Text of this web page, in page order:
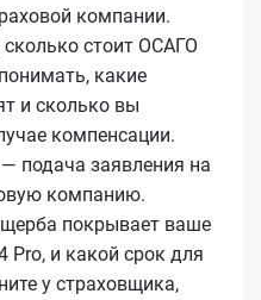
компании.
сколько стоит ОСАГО
какие
и сколько вы
компенсации.
подача заявления на
компанию.
покрывает ваше
Pro, и какой срок для
у страховщика,